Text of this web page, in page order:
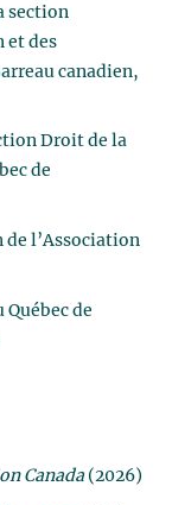
section
et des
canadien,
Droit de la
de
l’Association
de
Canada(2026)